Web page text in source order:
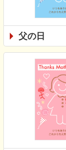
父の日